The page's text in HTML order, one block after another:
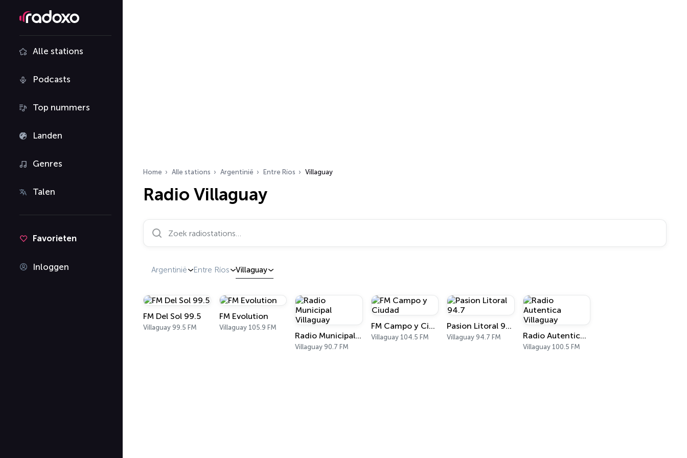
Alle stations
Podcasts
Top nummers
Landen
Genres
Talen
Favorieten
Inloggen
Home Alle stations Argentinië Entre Ríos Villaguay
Radio Villaguay
Zoek radiostations…
Argentinië Entre Ríos Villaguay
FM Del Sol 99.5
Villaguay 99.5 FM
FM Evolution
Villaguay 105.9 FM
Radio Municipal Villaguay
Villaguay 90.7 FM
FM Campo y Ciudad
Villaguay 104.5 FM
Pasion Litoral 94.7
Villaguay 94.7 FM Radio Autentica Villaguay
Villaguay 100.5 FM